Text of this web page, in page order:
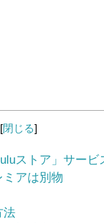
[閉じる]
ストア」サービ
ミアは別物
法